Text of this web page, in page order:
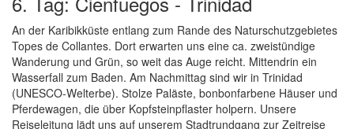
An der Karibikküste entlang zum Rande des Naturschutzgebietes
Topes de Collantes. Dort erwarten uns eine ca. zweistündige
Wanderung und Grün, so weit das Auge reicht. Mittendrin ein
Wasserfall zum Baden. Am Nachmittag sind wir in Trinidad
(UNESCO-Welterbe). Stolze Paläste, bonbonfarbene Häuser und
Pferdewagen, die über Kopfsteinpflaster holpern. Unsere
Reiseleitung lädt uns auf unserem Stadtrundgang zur Zeitreise